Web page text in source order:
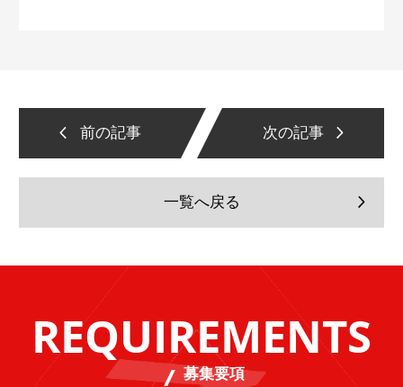
前の記事 次の記事
一覧へ戻る
REQUIREMENTS
募集要項